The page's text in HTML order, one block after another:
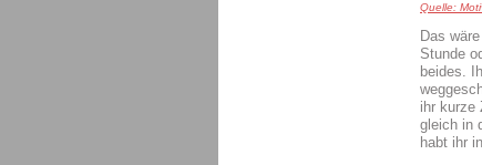
Quelle:
Das
Stunde
beides.
ihr kurze
gleich in
habt ihr